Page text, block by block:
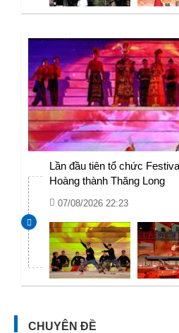
Lần đầu tiên tổ chức
Hoàng thành Thăng Long
07/08/2026 22:23
CHUYÊN ĐỀ